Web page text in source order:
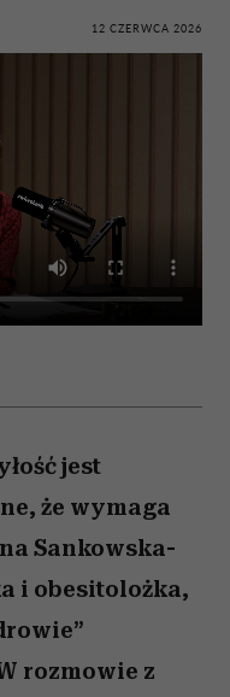
12 CZERWCA 2026
jest
że wymaga
Sankowska-
i obesitolożka,
rozmowie z